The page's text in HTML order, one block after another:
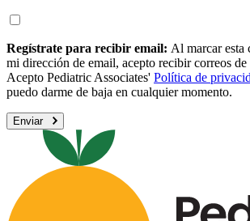
Regístrate para recibir email: Al marcar esta
mi dirección de email, acepto recibir correos de
Acepto Pediatric Associates' Política de
puedo darme de baja en cualquier momento.
Enviar